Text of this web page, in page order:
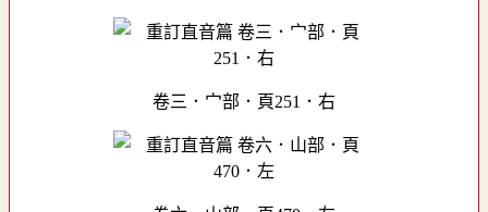
卷三．宀部．頁251．右